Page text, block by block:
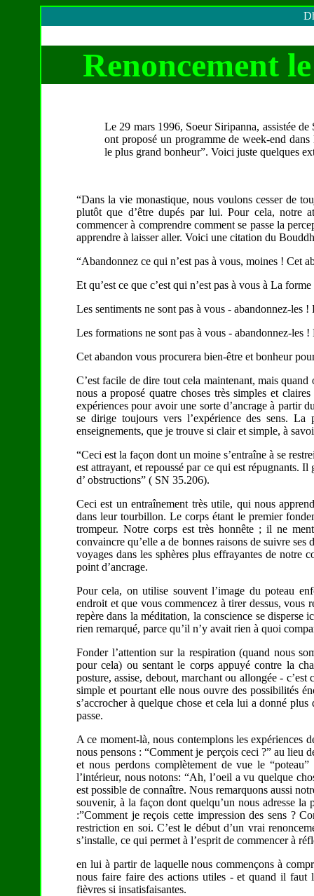
Renoncementle
Le 29 mars 1996, Soeur Siripanna, assistée
ont proposé un programme de week-end
le plus grand bonheur”. Voici juste quelques
“Dans la vie monastique, nous voulons cesser de
plutôt que d’être dupés par lui. Pour cela, notre
commencer à comprendre comment se passe la
apprendre à laisser aller. Voici une citation du
“Abandonnez ce qui n’est pas à vous, moines ! Cet
Et qu’est ce que c’est qui n’est pas à vous à La
Les sentiments ne sont pas à vous - abandonnez-les
Les formations ne sont pas à vous - abandonnez-les
Cet abandon vous procurera bien-être et bonheur
C’est facile de dire tout cela maintenant, mais
nous a proposé quatre choses très simples et
expériences pour avoir une sorte d’ancrage à partir
se dirige toujours vers l’expérience des sens. La
enseignements, que je trouve si clair et simple, à
“Ceci est la façon dont un moine s’entraîne à se
est attrayant, et repoussé par ce qui est répugnants.
d’ obstructions” ( SN 35.206).
Ceci est un entraînement très utile, qui nous
dans leur tourbillon. Le corps étant le premier
trompeur. Notre corps est très honnête ; il ne
convaincre qu’elle a de bonnes raisons de suivre
voyages dans les sphères plus effrayantes de notre
point d’ancrage.
Pour cela, on utilise souvent l’image du poteau
endroit et que vous commencez à tirer dessus, vous
repère dans la méditation, la conscience se
rien remarqué, parce qu’il n’y avait rien à quoi
Fonder l’attention sur la respiration (quand nous
pour cela) ou sentant le corps appuyé contre la
posture, assise, debout, marchant ou allongée - c’est
simple et pourtant elle nous ouvre des possibilités
s’accrocher à quelque chose et cela lui a donné
passe.
A ce moment-là, nous contemplons les expériences
nous pensons : “Comment je perçois ceci ?” au lieu
et nous perdons complètement de vue le
l’intérieur, nous notons: “Ah, l’oeil a vu quelque
est possible de connaître. Nous remarquons aussi
souvenir, à la façon dont quelqu’un nous adresse
:”Comment je reçois cette impression des sens ?
restriction en soi. C’est le début d’un vrai
s’installe, ce qui permet à l’esprit de commencer à
en lui à partir de laquelle nous commençons à
nous faire faire des actions utiles - et quand il faut
fièvres si insatisfaisantes.